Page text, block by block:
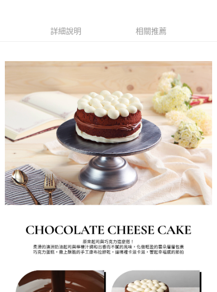
詳細說明 相關推薦